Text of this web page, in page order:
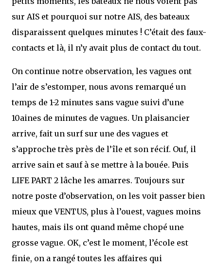
sur AIS et pourquoi sur notre AIS, des bateaux
disparaissent quelques minutes ! C’était des faux-
contacts et là, il n’y avait plus de contact du tout.
On continue notre observation, les vagues ont
l’air de s’estomper, nous avons remarqué un
temps de 1-2 minutes sans vague suivi d’une
10aines de minutes de vagues. Un plaisancier
arrive, fait un surf sur une des vagues et
s’approche très près de l’île et son récif. Ouf, il
arrive sain et sauf à se mettre à la bouée. Puis
LIFE PART 2 lâche les amarres. Toujours sur
notre poste d’observation, on les voit passer bien
mieux que VENTUS, plus à l’ouest, vagues moins
hautes, mais ils ont quand même chopé une
grosse vague. OK, c’est le moment, l’école est
finie, on a rangé toutes les affaires qui